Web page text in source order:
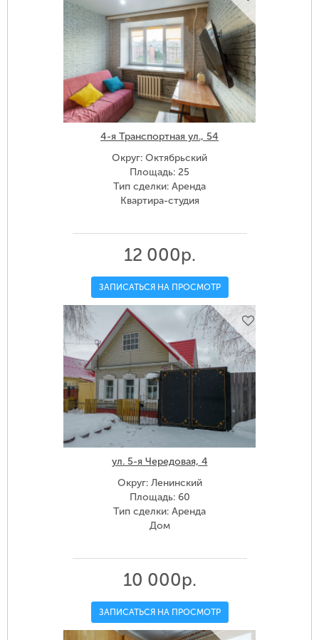
4-я Транспортная ул., 54
Округ: Октябрьский
Площадь: 25
Тип сделки: Аренда
Квартира-студия
12 000р.
ЗАПИСАТЬСЯ НА ПРОСМОТР
ул. 5-я Чередовая, 4
Округ: Ленинский
Площадь: 60
Тип сделки: Аренда
Дом
10 000р.
ЗАПИСАТЬСЯ НА ПРОСМОТР